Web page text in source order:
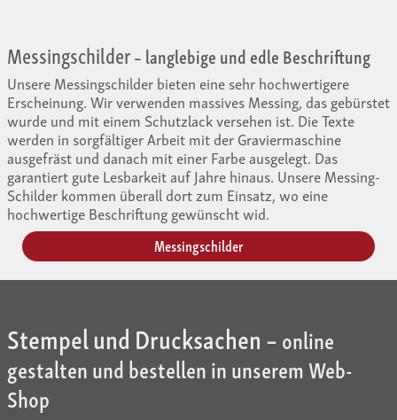
Messingschilder– langlebige und edle Beschriftung
Unsere Messingschilder bieten eine sehr hochwertigere
Erscheinung. Wir verwenden massives Messing, das gebürstet
wurde und mit einem Schutzlack versehen ist. Die Texte
werden in sorgfältiger Arbeit mit der Graviermaschine
ausgefräst und danach mit einer Farbe ausgelegt. Das
garantiert gute Lesbarkeit auf Jahre hinaus. Unsere Messing-
Schilder kommen überall dort zum Einsatz, wo eine
hochwertige Beschriftung gewünscht wid.
Messingschilder
Stempel und Drucksachen –online
gestalten und bestellen in unserem Web-
Shop